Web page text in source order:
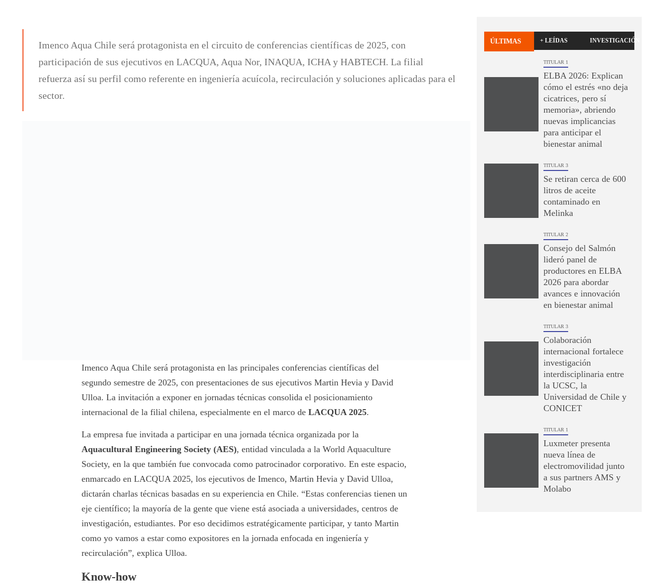
Imenco Aqua Chile será protagonista en el circuito de conferencias científicas de 2025, con
participación de sus ejecutivos en LACQUA, Aqua Nor, INAQUA, ICHA y HABTECH. La filial
refuerza así su perfil como referente en ingeniería acuícola, recirculación y soluciones aplicadas para el
sector.
Imenco Aqua Chile será protagonista en las principales conferencias científicas del
segundo semestre de 2025, con presentaciones de sus ejecutivos Martin Hevia y David
Ulloa. La invitación a exponer en jornadas técnicas consolida el posicionamiento
internacional de la filial chilena, especialmente en el marco deLACQUA 2025.
La empresa fue invitada a participar en una jornada técnica organizada por la
Aquacultural Engineering Society (AES), entidad vinculada a la World Aquaculture
Society, en la que también fue convocada como patrocinador corporativo. En este espacio,
enmarcado en LACQUA 2025, los ejecutivos de Imenco, Martin Hevia y David Ulloa,
dictarán charlas técnicas basadas en su experiencia en Chile. “Estas conferencias tienen un
eje científico; la mayoría de la gente que viene está asociada a universidades, centros de
investigación, estudiantes. Por eso decidimos estratégicamente participar, y tanto Martin
como yo vamos a estar como expositores en la jornada enfocada en ingeniería y
recirculación”, explica Ulloa.
Know-how
ÚLTIMAS + LEÍDAS INVESTIGACIÓN
TITULAR 1
ELBA 2026: Explican
cómo el estrés «no deja
cicatrices, pero sí
memoria», abriendo
nuevas implicancias
para anticipar el
bienestar animal
TITULAR 3
Se retiran cerca de 600
litros de aceite
contaminado en
Melinka
TITULAR 2
Consejo del Salmón
lideró panel de
productores en ELBA
2026 para abordar
avances e innovación
en bienestar animal
TITULAR 3
Colaboración
internacional fortalece
investigación
interdisciplinaria entre
la UCSC, la
Universidad de Chile y
CONICET
TITULAR 1
Luxmeter presenta
nueva línea de
electromovilidad junto
a sus partners AMS y
Molabo